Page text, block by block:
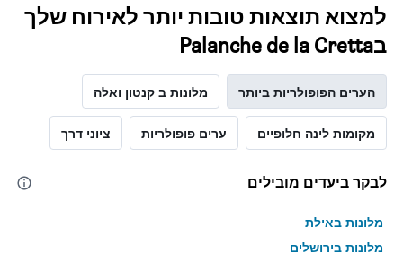
למצוא תוצאות טובות יותר לאירוח שלך
בPalanche de la Cretta
הערים הפופולריות ביותר מלונות ב קנטון ואלה
מקומות לינה חלופיים ערים פופולריות ציוני דרך
לבקר ביעדים מובילים
מלונות באילת
מלונות בירושלים